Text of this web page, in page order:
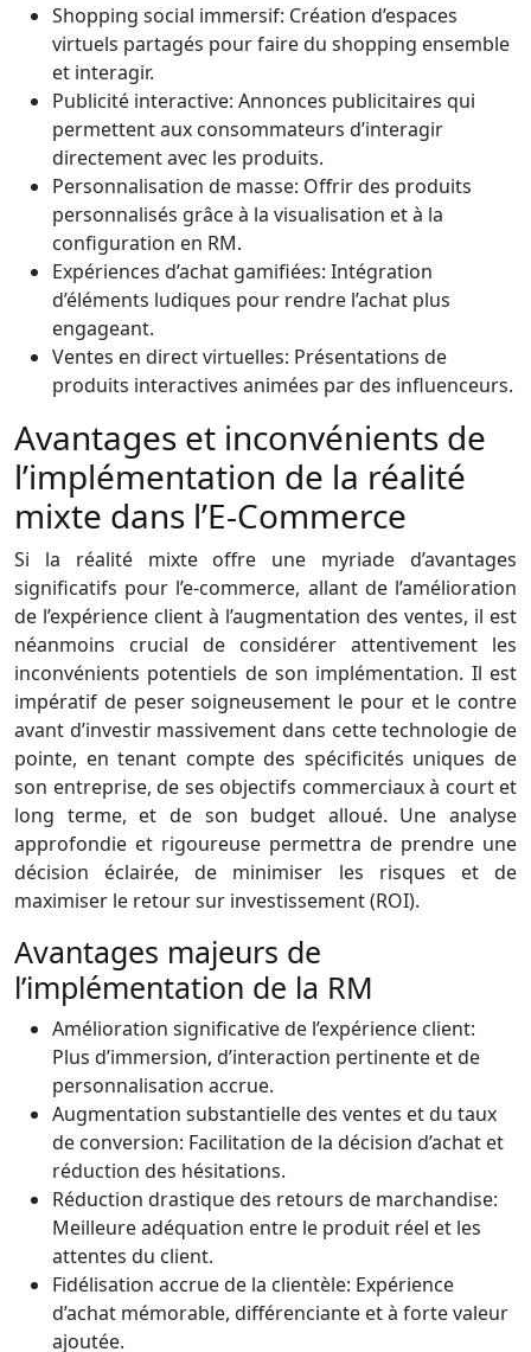
Shopping social immersif: Création d’espaces
virtuels partagés pour faire du shopping ensemble
et interagir.
Publicité interactive: Annonces publicitaires qui
permettent aux consommateurs d’interagir
directement avec les produits.
Personnalisation de masse: Offrir des produits
personnalisés grâce à la visualisation et à la
configuration en RM.
Expériences d’achat gamifiées: Intégration
d’éléments ludiques pour rendre l’achat plus
engageant.
Ventes en direct virtuelles: Présentations de
produits interactives animées par des influenceurs.
Avantages et inconvénients de
l’implémentation de la réalité
mixte dans l’E-Commerce
Si la réalité mixte offre une myriade d’avantages
significatifs pour l’e-commerce, allant de l’amélioration
de l’expérience client à l’augmentation des ventes, il est
néanmoins crucial de considérer attentivement les
inconvénients potentiels de son implémentation. Il est
impératif de peser soigneusement le pour et le contre
avant d’investir massivement dans cette technologie de
pointe, en tenant compte des spécificités uniques de
son entreprise, de ses objectifs commerciaux à court et
long terme, et de son budget alloué. Une analyse
approfondie et rigoureuse permettra de prendre une
décision éclairée, de minimiser les risques et de
maximiser le retour sur investissement (ROI).
Avantages majeurs de
l’implémentation de la RM
Amélioration significative de l’expérience client:
Plus d’immersion, d’interaction pertinente et de
personnalisation accrue.
Augmentation substantielle des ventes et du taux
de conversion: Facilitation de la décision d’achat et
réduction des hésitations.
Réduction drastique des retours de marchandise:
Meilleure adéquation entre le produit réel et les
attentes du client.
Fidélisation accrue de la clientèle: Expérience
d’achat mémorable, différenciante et à forte valeur
ajoutée.